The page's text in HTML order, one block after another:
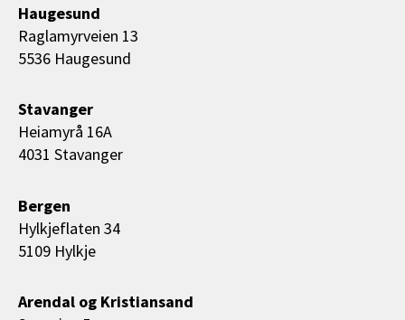
Haugesund
Raglamyrveien 13
5536 Haugesund
Stavanger
Heiamyrå 16A
4031 Stavanger
Bergen
Hylkjeflaten 34
5109 Hylkje
Arendal og Kristiansand